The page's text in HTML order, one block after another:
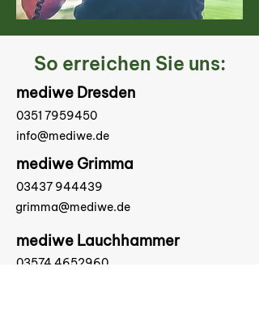
So erreichen Sie uns:
mediwe Dresden
0351 7959450
info@mediwe.de
mediwe Grimma
03437 944439
grimma@mediwe.de
mediwe Lauchhammer
03574 4652960